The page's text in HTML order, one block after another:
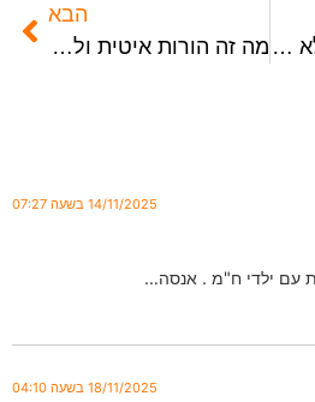
מה עושים אם הוא לא בעניין של יצירה
הבא
מה זה הורות איטית ולמה כדאי לנסות?
14/11/2025 בשעה 07:27
עם ילדי ח"מ . אנסה…
18/11/2025 בשעה 04:10